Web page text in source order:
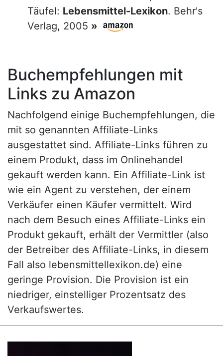
Täufel: Lebensmittel-Lexikon. Behr's
Verlag, 2005 »
Buchempfehlungen mit
Links zu Amazon
Nachfolgend einige Buchempfehlungen, die
mit so genannten Affiliate-Links
ausgestattet sind. Affiliate-Links führen zu
einem Produkt, dass im Onlinehandel
gekauft werden kann. Ein Affiliate-Link ist
wie ein Agent zu verstehen, der einem
Verkäufer einen Käufer vermittelt. Wird
nach dem Besuch eines Affiliate-Links ein
Produkt gekauft, erhält der Vermittler (also
der Betreiber des Affiliate-Links, in diesem
Fall also lebensmittellexikon.de) eine
geringe Provision. Die Provision ist ein
niedriger, einstelliger Prozentsatz des
Verkaufswertes.